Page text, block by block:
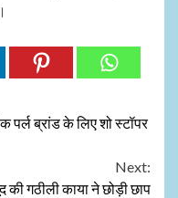
ब्रांड के लिए शो स्टॉपर
Next:
की गठीली काया ने छोड़ी छाप